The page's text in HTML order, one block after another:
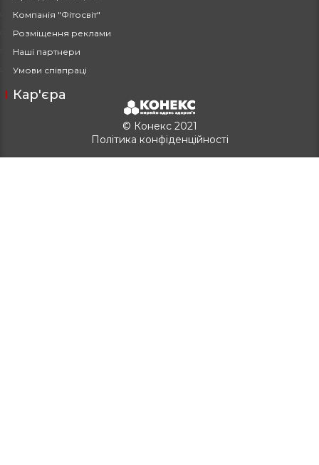
Компанія "Фітосвіт"
Розміщення реклами
Наші партнери
Умови співпраці
Кар'єра
© Конекс 2021
Політика конфіденційності